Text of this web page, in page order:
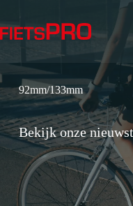
de
inhoud
92mm/133mm
Bekijk onze